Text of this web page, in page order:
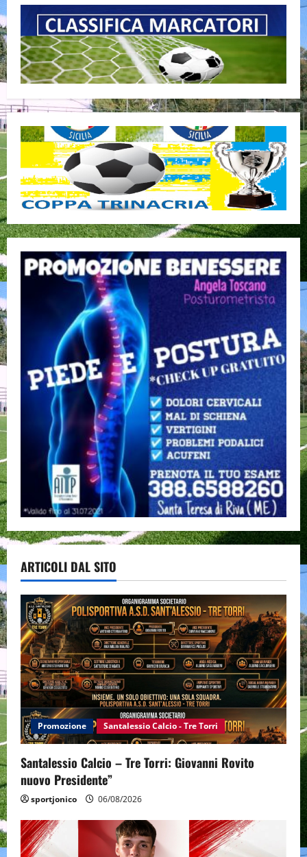
ARTICOLI DAL SITO
Promozione Santalessio Calcio - Tre Torri
Santalessio Calcio – Tre Torri: Giovanni Rovito
nuovo Presidente”
sportjonico 06/08/2026